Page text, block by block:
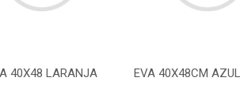
40X48 LARANJA EVA 40X48CM